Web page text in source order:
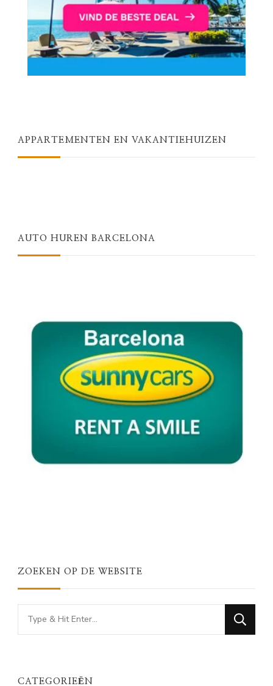
APPARTEMENTEN EN VAKANTIEHUIZEN
AUTO HUREN BARCELONA
ZOEKEN OP DE WEBSITE
Looking
for
CATEGORIEËN